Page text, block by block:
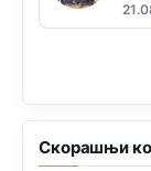
Скорашњи